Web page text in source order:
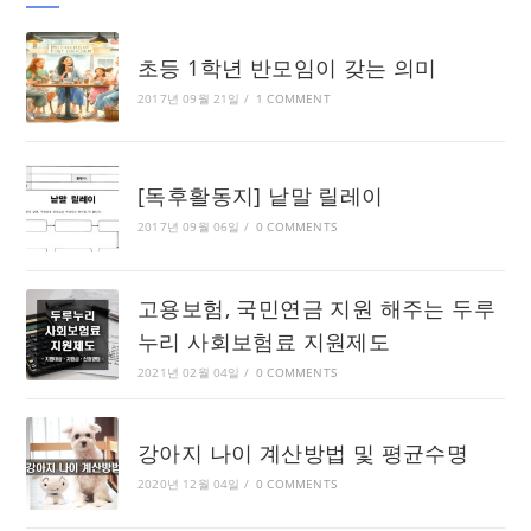
초등 1학년 반모임이 갖는 의미
2017년 09월 21일 / 1 COMMENT
[독후활동지] 낱말 릴레이
2017년 09월 06일 / 0 COMMENTS
고용보험, 국민연금 지원 해주는 두루
누리 사회보험료 지원제도
2021년 02월 04일 / 0 COMMENTS
강아지 나이 계산방법 및 평균수명
2020년 12월 04일 / 0 COMMENTS